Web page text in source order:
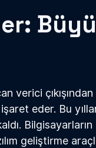
verici
eder. Bu
Bilgisayarların
geliştirme